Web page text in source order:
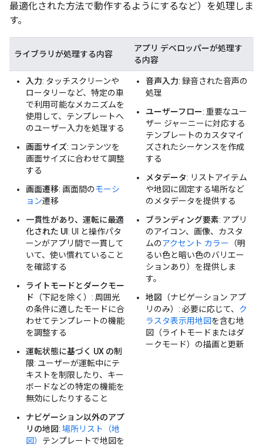
最適化された方法で動作するようにするなど）を処理しま
す。
ライブラリが処理する内容
アプリ デベロッパーが処理す
る内容
入力: タッチスクリーンや
ロータリーなど、特定の車
で利用可能なメカニズムを
使用して、テンプレートへ
のユーザー入力を処理する
画面サイズ: コンテンツを
画面サイズに合わせて調整
する
画面遷移: 画面間のモーシ
ョン遷移
一貫性があり、運転に最適
化された UI : UI と操作パタ
ーンがアプリ間で一貫して
いて、使い慣れていること
を確認する
ライトモードとダークモー
ド （下記を除く）: 周囲光
の条件に適したモードに合
わせてテンプレートの機能
を調整する
運転状態に基づく UX の制
限: ユーザーが運転中にテ
キストを制限したり、キー
ボードなどの特定の機能を
無効にしたりすること
ナビゲーション以外のアプ
リの地図: 場所リスト（地
図） テンプレートで地図を
音声入力: 録音された音声の
処理
ユーザーフロー: 重要なユー
ザー ジャーニーに対応する
テンプレートのカスタマイ
ズされたシーケンスを作成
する
メタデータ: リストアイテム
や地図に固定する場所など
のメタデータを提供する
ブランディング要素: アプリ
のアイコン、画像、カスタ
ムのアクセント カラー （明
るい色と暗い色のバリエー
ションあり）を提供しま
す。
地図
（ナビゲーション アプ
リのみ）: 必要に応じて、 ク
ラスタ表示用地図を含む地
図（ライトモードまたはダ
ークモード）の描画と更新